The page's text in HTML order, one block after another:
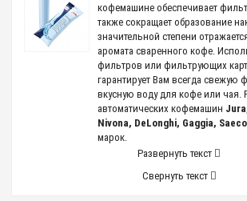
кофемашине обеспечивает
также сокращает образование
значительной степени
аромата сваренного кофе.
фильтров или фильтрующих
гарантирует Вам всегда свежую
вкусную воду для кофе или чая.
автоматических кофемашин
Nivona, DeLonghi, Gaggia,
марок.
Развернуть текст
Свернуть текст